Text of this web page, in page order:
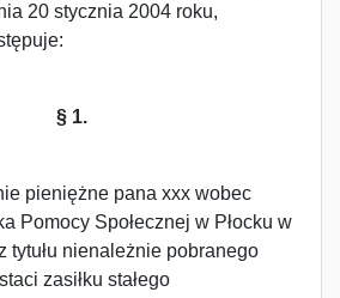
20 stycznia 2004 roku,
§ 1.
pieniężne pana xxx wobec
Pomocy Społecznej w Płocku w
tytułu nienależnie pobranego
zasiłku stałego